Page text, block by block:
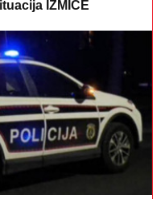
na Zvezdari: Sve
leteli na sve strane -
a onda
i zaposlila se u
"Plata mi je bila